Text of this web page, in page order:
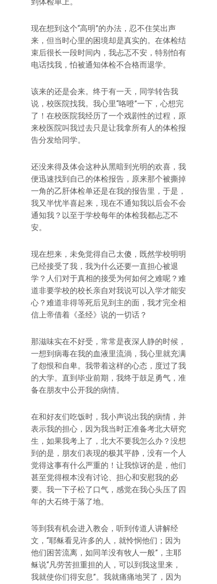
现在想到这个“高明”的办法，忍不住笑出声
来，但当时心里的困境却是真实的。在体检结
束后很长一段时间内，我忐忑不安，特别怕有
电话找我，怕被通知体检不合格而退学。
该来的还是会来。终于有一天，同学转告我
说，校医院找我。我心里“咯噔”一下，心想完
了！在校医院我经历了一个戏剧性的过程，原
来校医院叫我过去只是让我拿所有人的体检报
告分发给同学。
还没来得及体会这种从黑暗到光明的欢喜，我
便迅速找到自己的体检报告，原来那个被撕掉
一角的乙肝体检单还是在我的报告里，于是，
我又半忧半喜起来，现在不通知我以后会不会
通知我？以至于学校每年的体检我都忐忑不
安。
现在想来，未免觉得自己太傻，既然学校明明
已经接受了我，我为什么还要一直担心被退
学？人们对于真相的接受为何如何之难呢？难
道非要学校的校长亲自对我说可以入学才能安
心？难道非得等死后见到主的面，我才完全相
信上帝借着《圣经》说的一切话？
那滋味实在不好受，常常是夜深人静的时候，
一想到病毒在我的血液里流淌，我心里就充满
了怨恨和自卑。我带着这样的心态，度过了我
的大学。直到毕业前期，我终于鼓足勇气，准
备在朋友中公开我的病情。
在和好友们吃饭时，我小声说出我的病情，并
表示我的担心，因为我当时正准备考北大研究
生，如果我考上了，北大不要我怎么办？没想
到的是，朋友们表现的极其平静，没有一个人
觉得这事有什么严重的！让我惊讶的是，他们
甚至觉得根本没有讨论、担心和安慰我的必
要。我一下子松了口气，感觉在我心头压了四
年的大石终于落了地。
等到我有机会进入教会，听到传道人讲解经
文，“耶稣看见许多的人，就怜悯他们；因为
他们困苦流离，如同羊没有牧人一般”，主耶
稣说“凡劳苦担重担的人，可以到我这里来，
我就使你们得安息”。我就痛痛地哭了，因为